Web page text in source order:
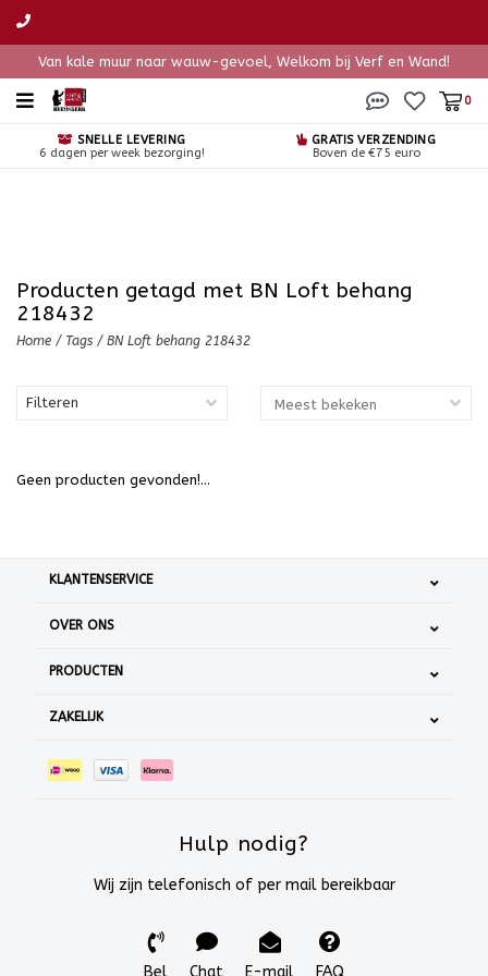
Van kale muur naar wauw-gevoel, Welkom bij Verf en Wand!
0
SNELLE LEVERING
6 dagen per week bezorging!
GRATIS VERZENDING
Boven de €75 euro
Producten getagd met BN Loft behang
218432
Home / Tags / BN Loft behang 218432
Filteren
Geen producten gevonden!...
KLANTENSERVICE
OVER ONS
PRODUCTEN
ZAKELIJK
Hulp nodig?
Wij zijn telefonisch of per mail bereikbaar
Bel Chat E-mail FAQ